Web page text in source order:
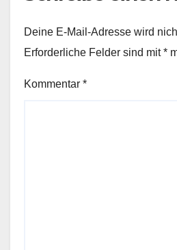
Deine E-Mail-Adresse wird
Erforderliche Felder sind mit*
Kommentar *